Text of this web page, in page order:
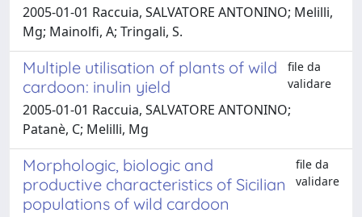
2005-01-01 Raccuia, SALVATORE ANTONINO; Melilli,
Mg; Mainolfi, A; Tringali, S.
Multiple utilisation of plants of wild
cardoon: inulin yield
file da
validare
2005-01-01 Raccuia, SALVATORE ANTONINO;
Patanè, C; Melilli, Mg
Morphologic, biologic and
productive characteristics of Sicilian
populations of wild cardoon
file da
validare